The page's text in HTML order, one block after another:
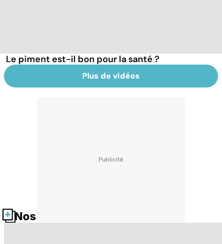
Le piment est-il bon pour la santé ?
Plus de vidéos
Nos fiches santé